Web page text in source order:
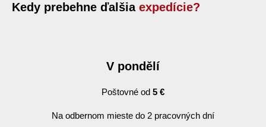
Kedy prebehne ďalšia expedície?
V pondělí
Poštovné od 5 €
Na odbernom mieste do 2 pracovných dní